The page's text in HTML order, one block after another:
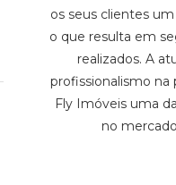
os seus clientes
o que resulta em
realizados. A
profissionalismo na
Fly Imóveis uma
no